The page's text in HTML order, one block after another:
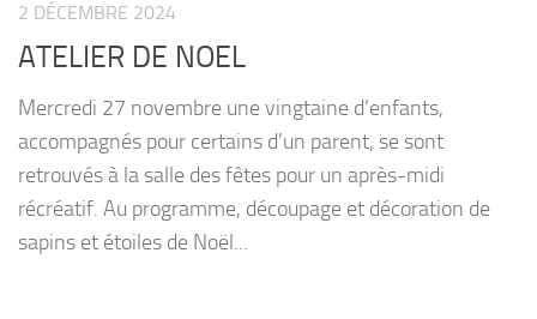
2 DÉCEMBRE 2024
ATELIER DE NOEL
Mercredi 27 novembre une vingtaine d’enfants,
accompagnés pour certains d’un parent, se sont
retrouvés à la salle des fêtes pour un après-midi
récréatif. Au programme, découpage et décoration de
sapins et étoiles de Noël...